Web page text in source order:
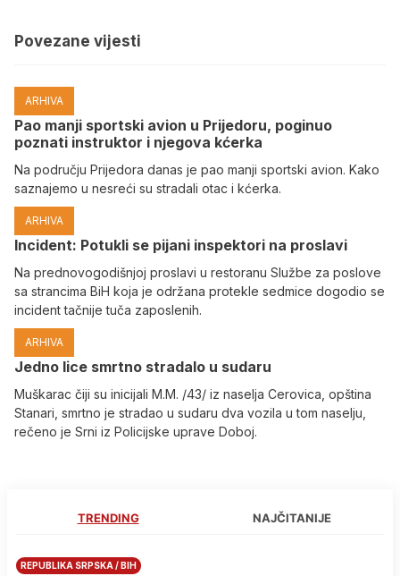
Povezane vijesti
ARHIVA
Pao manji sportski avion u Prijedoru, poginuo
poznati instruktor i njegova kćerka
Na području Prijedora danas je pao manji sportski avion. Kako
saznajemo u nesreći su stradali otac i kćerka.
ARHIVA
Incident: Potukli se pijani inspektori na proslavi
Na prednovogodišnjoj proslavi u restoranu Službe za poslove
sa strancima BiH koja je održana protekle sedmice dogodio se
incident tačnije tuča zaposlenih.
ARHIVA
Јedno lice smrtno stradalo u sudaru
Muškarac čiji su inicijali M.M. /43/ iz naselja Cerovica, opština
Stanari, smrtno je stradao u sudaru dva vozila u tom naselju,
rečeno je Srni iz Policijske uprave Doboj.
TRENDING NAJČITANIJE
REPUBLIKA SRPSKA / BIH